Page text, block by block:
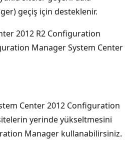
geçiş için desteklenir.
2012 R2 Configuration
Manager System Center
Center 2012 Configuration
yerinde yükseltmesini
Manager kullanabilirsiniz.